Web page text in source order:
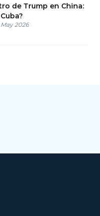
de Trump en China:
May 2026